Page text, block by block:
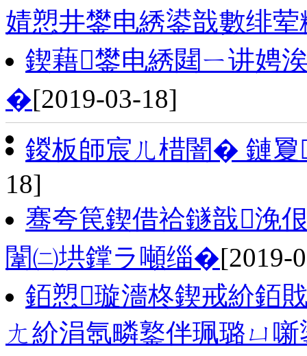
婧愬井鐢电綉鍙戠數绯荤
鍥藉鐢电綉閮ㄧ讲娉
�[2019-03-18]
鍐板師宸ㄦ棤闇� 鏈
18]
骞夸笢鍥借祫鐩戠浼
闈㈡垬鐣ラ噸缁�[2019-
銆愬璇濇柊鍥戒紒銆
ㄤ紒涓氬疄鐜伴珮璐ㄩ